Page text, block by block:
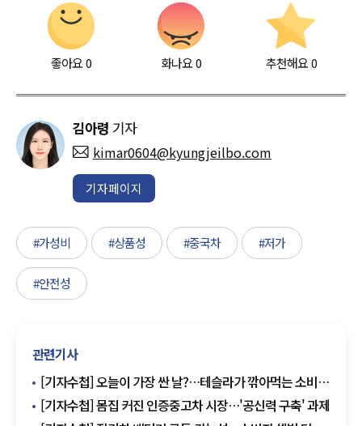
좋아요0 화나요0 추천해요 0
김아령 기자
kimar0604@kyungjeilbo.com
기자페이지
#가성비 #상품성 #중국차 #저가
#안전성
관련기사
[기자수첩] 오늘이 가장 싼 날?…테슬라가 깎아먹는 소비자
신뢰
[기자수첩] 몸집 커진 인증중고차 시장…'공신력 구축' 과제